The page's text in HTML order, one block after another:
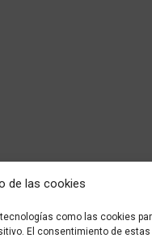
de las cookies
como las cookies
El consentimiento de estas